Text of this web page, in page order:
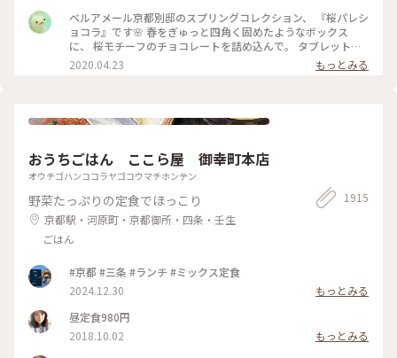
言っても たくさんの味を楽しめる✨ パッケージやデザインも
とても可愛いので ご褒美チョコでもプレゼント用でも どちら
にもおすすめの詰め合わせです♡ #ほっとひと息 #バレンタイ
ベルアメール京都別邸のスプリングコレクション、 『桜パレシ
ョコラ』です🌸 春をぎゅっと四角く固めたようなボックス
に、 桜モチーフのチョコレートを詰め込んで。 タブレットも
良いですが、丸いかたちは 丸窓から桜を覗くような和を感じ
ます。 右から ・桜ブラン・桜ノワール・桜ルビー・桜ミル
香りのミルクチョコやルビーチョコを使用し、 一枚ずつ違う
桜 #桜スイーツ #和スイーツ #チョコレート #お取り寄せ #手み
やげ #おみやげ
2020.04.23 もっとみる
おうちごはん ここら屋 御幸町本店
オウチゴハンココラヤゴコウマチホンテン
野菜たっぷりの定食でほっこり
京都駅・河原町・京都御所・四条・壬生
ごはん
1915
#京都 #三条 #ランチ #ミックス定食
2024.12.30
もっとみる
昼定食980円
2018.10.02
もっとみる